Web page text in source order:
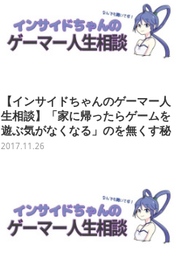
【インサイドちゃんのゲーマー人
生相談】「家に帰ったらゲームを
遊ぶ気がなくなる」のを無くす秘
訣
2017.11.26